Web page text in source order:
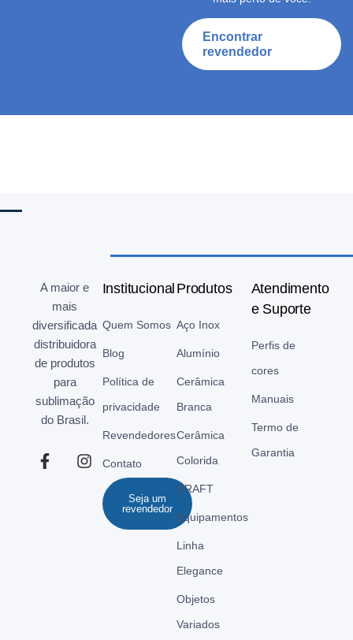
Encontrar
revendedor
A maior e
mais
diversificada
distribuidora
de produtos
para
sublimação
do Brasil.
Institucional
Quem Somos
Blog
Política de
privacidade
Revendedores
Contato
Seja um
revendedor
Produtos
Aço Inox
Alumínio
Cerâmica
Branca
Cerâmica
Colorida
CRAFT
Equipamentos
Linha
Elegance
Objetos
Variados
Atendimento
e Suporte
Perfis de
cores
Manuais
Termo de
Garantia